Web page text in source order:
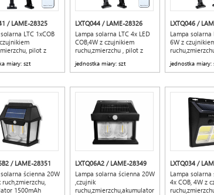
/ LAME-28325
LTC 1xCOB
pilot z
miary: szt
LXTQ044 / LAME-28326
Lampa solarna LTC 4x LED
COB,4W z czujnikiem
ruchu,zmierzchu , pilot z
jednostka miary: szt
LXTQ046 /
Lampa solarna
6W z
jednostka miary:
/ LAME-28351
ścienna 20W
ruch,zmierzchu,
1500mAh
LXTQ06A2 / LAME-28349
Lampa solarna ścienna 20W
,czujnik
ruchu,zmierzchu,akumulator
LXTQ034 /
Lampa solarna
4x COB, 4W z